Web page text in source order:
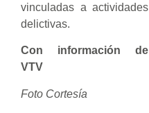
vinculadas a actividades
delictivas.
Con información de
VTV
Foto Cortesía